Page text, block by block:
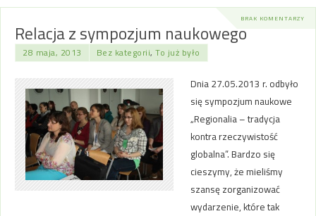
BRAK KOMENTARZY
Relacja z sympozjum naukowego
28 maja, 2013 Bez kategorii,To już było
Dnia 27.05.2013 r. odbyło
się sympozjum naukowe
„Regionalia – tradycja
kontra rzeczywistość
globalna”. Bardzo się
cieszymy, że mieliśmy
szansę zorganizować
wydarzenie, które tak